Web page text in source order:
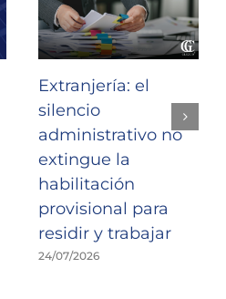
Extranjería: el
silencio
administrativo no
extingue la
habilitación
provisional para
residir y trabajar
24/07/2026